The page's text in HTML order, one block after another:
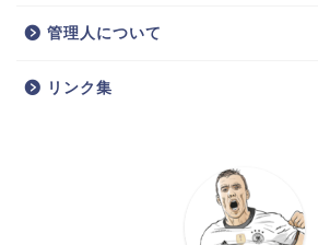
管理人について
リンク集